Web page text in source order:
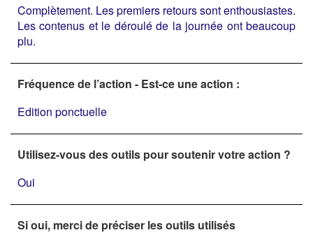
Complètement. Les premiers retours sont enthousiastes.
Les contenus et le déroulé de la journée ont beaucoup
plu.
Fréquence de l’action - Est-ce une action :
Edition ponctuelle
Utilisez-vous des outils pour soutenir votre action ?
Oui
Si oui, merci de préciser les outils utilisés